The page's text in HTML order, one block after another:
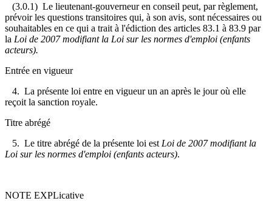
(3.0.1) Le lieutenant-gouverneur en conseil peut, par règlement,
prévoir les questions transitoires qui, à son avis, sont nécessaires ou
souhaitables en ce qui a trait à l'édiction des articles 83.1 à 83.9 par
la Loi de 2007 modifiant la Loi sur les normes d'emploi (enfants
acteurs).
Entrée en vigueur
4. La présente loi entre en vigueur un an après le jour où elle
reçoit la sanction royale.
Titre abrégé
5. Le titre abrégé de la présente loi est Loi de 2007 modifiant la
Loi sur les normes d'emploi (enfants acteurs).
NOTE EXPLicative